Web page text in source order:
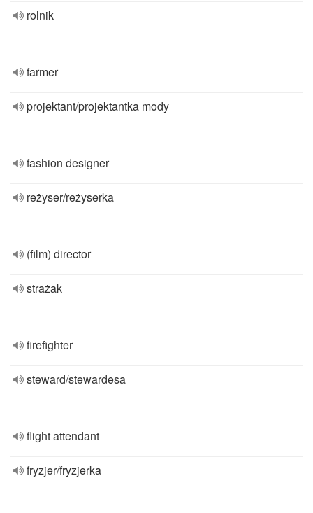
rolnik
farmer
projektant/projektantka mody
fashion designer
reżyser/reżyserka
(film) director
strażak
firefighter
steward/stewardesa
flight attendant
fryzjer/fryzjerka